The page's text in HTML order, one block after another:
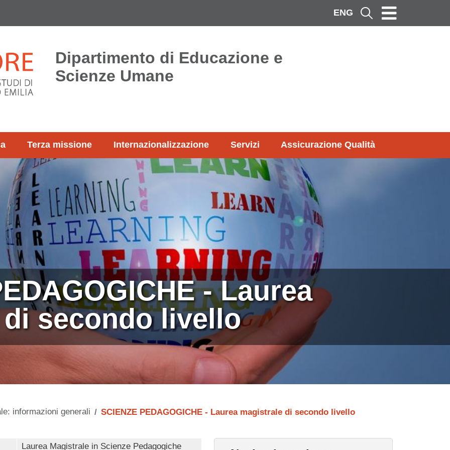
ENG Cerca
Dipartimento di Educazione e
Scienze Umane
Terza missione Internazionalizzazione Servizi
Assicurazione Qualità
- Laurea
secondo livello
informazioni generali SCIENZE PEDAGOGICHE - Laurea magistrale di secondo livello
Laurea Magistrale in Scienze Pedagogiche